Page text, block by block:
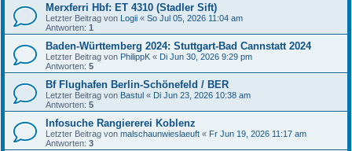
Merxferri Hbf: ET 4310 (Stadler Sift)
Letzter Beitrag von Logii « So Jul 05, 2026 11:04 am
Antworten: 1
Baden-Württemberg 2024: Stuttgart-Bad Cannstatt 2024
Letzter Beitrag von PhilippK « Di Jun 30, 2026 9:29 pm
Antworten: 5
Bf Flughafen Berlin-Schönefeld / BER
Letzter Beitrag von Bastul « Di Jun 23, 2026 10:38 am
Antworten: 5
Infosuche Rangiererei Koblenz
Letzter Beitrag von malschaunwieslaeuft « Fr Jun 19, 2026 11:17 am
Antworten: 3